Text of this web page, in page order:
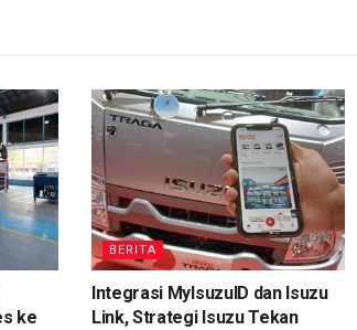
ke
BERITA
Integrasi MyIsuzuID dan Isuzu
Link, Strategi Isuzu Tekan